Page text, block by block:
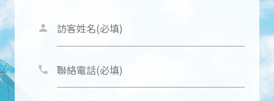
訪客姓名(必填)
person
聯絡電話(必填)
phone